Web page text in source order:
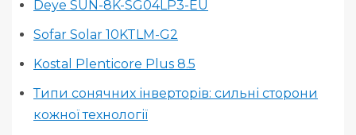
Deye SUN-8K-SG04LP3-EU
Sofar Solar 10KTLM-G2
Kostal Plenticore Plus 8.5
Типи сонячних інверторів: сильні сторони
кожної технології